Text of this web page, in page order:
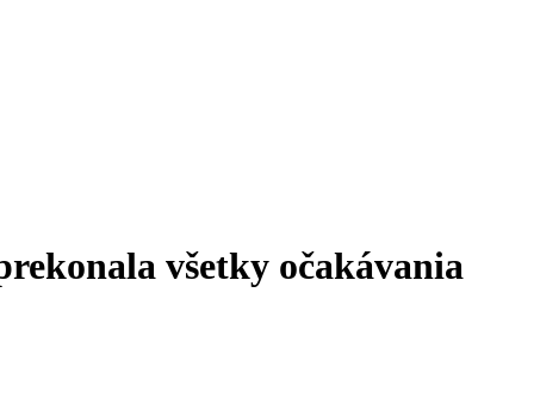
všetky očakávania